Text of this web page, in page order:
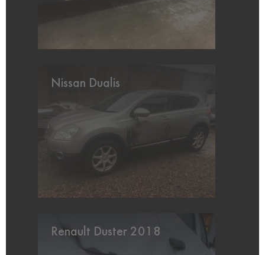
Nissan Dualis
Renault Duster 2018